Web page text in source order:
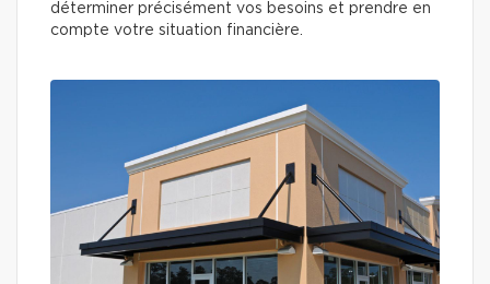
déterminer précisément vos besoins et prendre en
compte votre situation financière.